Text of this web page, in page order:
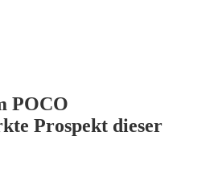
POCO
Prospekt dieser